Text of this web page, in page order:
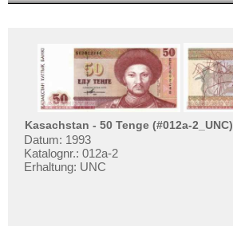
Kasachstan - 50 Tenge (#012a-2_UNC)
Datum: 1993
Katalognr.: 012a-2
Erhaltung: UNC